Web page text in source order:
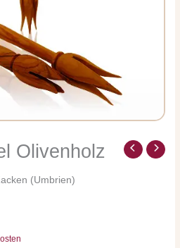
Olivenholz
(Umbrien)